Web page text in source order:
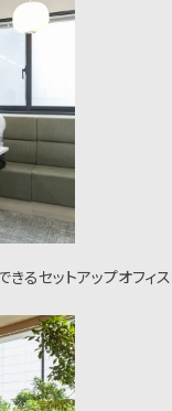
るセットアップオフィス